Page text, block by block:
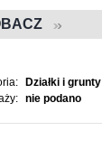
Działki i grunty
nie podano